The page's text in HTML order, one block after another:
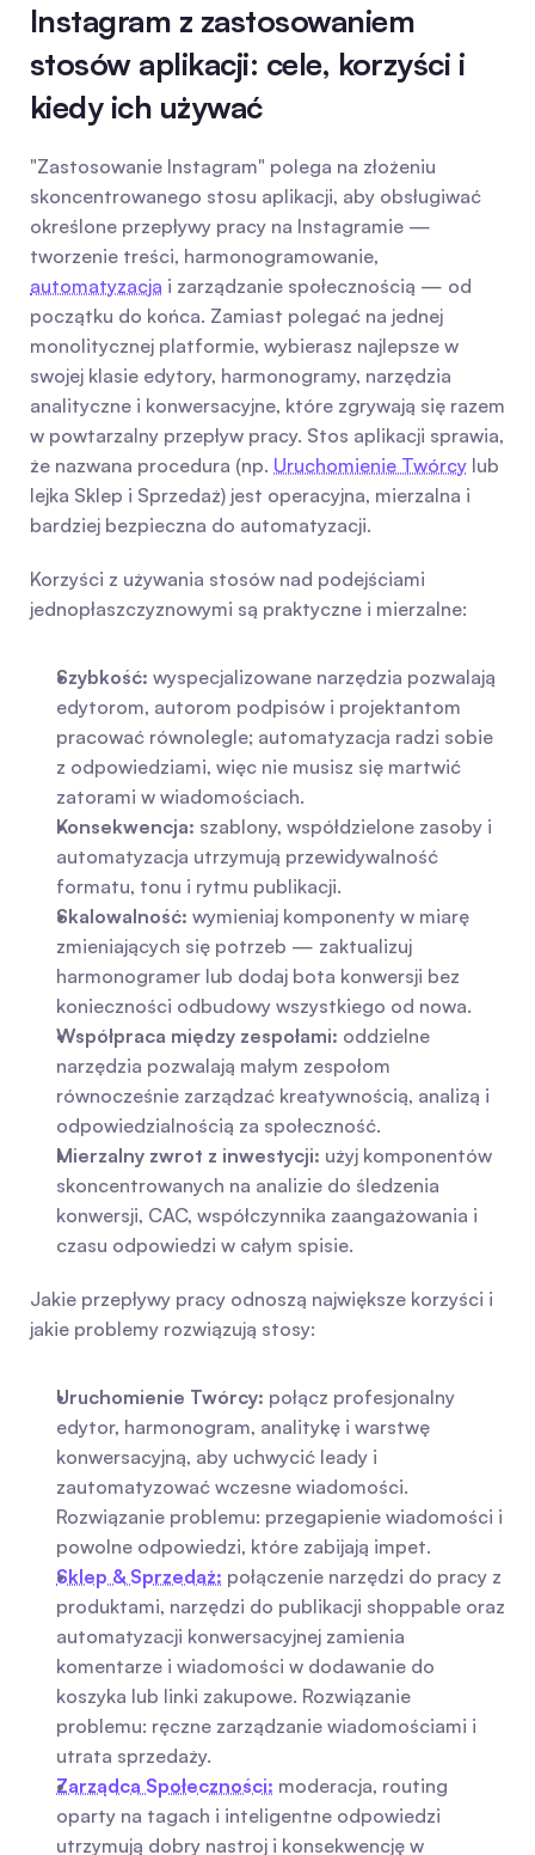
Instagram z zastosowaniem
stosów aplikacji: cele, korzyści i
kiedy ich używać
"Zastosowanie Instagram" polega na złożeniu
skoncentrowanego stosu aplikacji, aby obsługiwać
określone przepływy pracy na Instagramie —
automatyzacja i zarządzanie społecznością — od
początku do końca. Zamiast polegać na jednej
monolitycznej platformie, wybierasz najlepsze w
swojej klasie edytory, harmonogramy, narzędzia
analityczne i konwersacyjne, które zgrywają się razem
w powtarzalny przepływ pracy. Stos aplikacji sprawia,
że nazwana procedura (np. Uruchomienie Twórcy lub
lejka Sklep i Sprzedaż) jest operacyjna, mierzalna i
bardziej bezpieczna do automatyzacji.
Korzyści z używania stosów nad podejściami
jednopłaszczyznowymi są praktyczne i mierzalne:
Szybkość: wyspecjalizowane narzędzia pozwalają
edytorom, autorom podpisów i projektantom
pracować równolegle; automatyzacja radzi sobie
z odpowiedziami, więc nie musisz się martwić
zatorami w wiadomościach.
Konsekwencja: szablony, współdzielone zasoby i
automatyzacja utrzymują przewidywalność
formatu, tonu i rytmu publikacji.
Skalowalność: wymieniaj komponenty w miarę
zmieniających się potrzeb — zaktualizuj
harmonogramer lub dodaj bota konwersji bez
konieczności odbudowy wszystkiego od nowa.
Współpraca między zespołami: oddzielne
narzędzia pozwalają małym zespołom
równocześnie zarządzać kreatywnością, analizą i
odpowiedzialnością za społeczność.
Mierzalny zwrot z inwestycji: użyj komponentów
skoncentrowanych na analizie do śledzenia
konwersji, CAC, współczynnika zaangażowania i
czasu odpowiedzi w całym spisie.
Jakie przepływy pracy odnoszą największe korzyści i
jakie problemy rozwiązują stosy:
Uruchomienie Twórcy: połącz profesjonalny
edytor, harmonogram, analitykę i warstwę
konwersacyjną, aby uchwycić leady i
zautomatyzować wczesne wiadomości.
Rozwiązanie problemu: przegapienie wiadomości i
powolne odpowiedzi, które zabijają impet.
Sklep & Sprzedaż: połączenie narzędzi do pracy z
produktami, narzędzi do publikacji shoppable oraz
automatyzacji konwersacyjnej zamienia
komentarze i wiadomości w dodawanie do
koszyka lub linki zakupowe. Rozwiązanie
problemu: ręczne zarządzanie wiadomościami i
utrata sprzedaży.
Zarządca Społeczności: moderacja, routing
oparty na tagach i inteligentne odpowiedzi
utrzymują dobry nastroj i konsekwencję w